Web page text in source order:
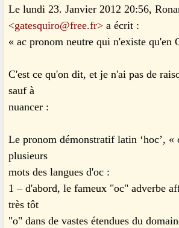
Le lundi 23. Janvier 2012 20:56,
<gatesquiro@free.fr> a écrit :
« ac pronom neutre qui n'existe qu'en
C'est ce qu'on dit, et je n'ai pas de
sauf à
nuancer :
Le pronom démonstratif latin ‘hoc’, «
plusieurs
mots des langues d'oc :
1 – d'abord, le fameux "oc" adverbe
très tôt
"o" dans de vastes étendues du